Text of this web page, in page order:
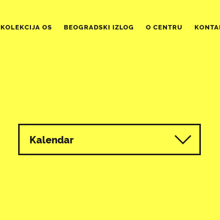
KOLEKCIJA OS BEOGRADSKI IZLOG O CENTRU
Kalendar